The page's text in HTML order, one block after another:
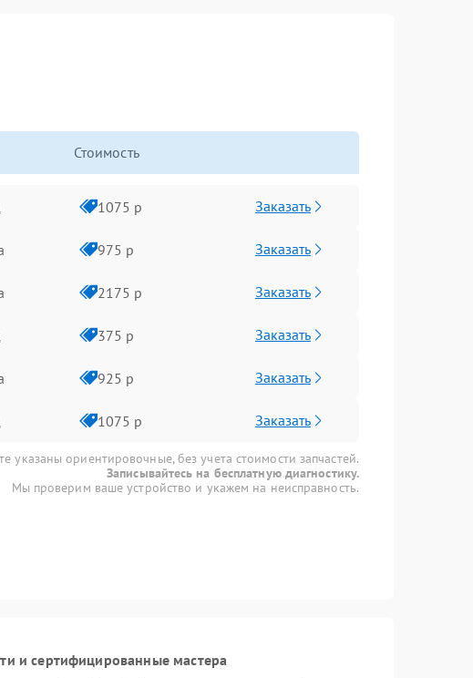
Стоимость
1075 р Заказать
975 р Заказать
2175 р Заказать
375 р Заказать
925 р Заказать
1075 р Заказать
указаны ориентировочные, без учета стоимости запчастей.
Записывайтесь на бесплатную диагностику.
Мы проверим ваше устройство и укажем на неисправность.
и сертифицированные мастера